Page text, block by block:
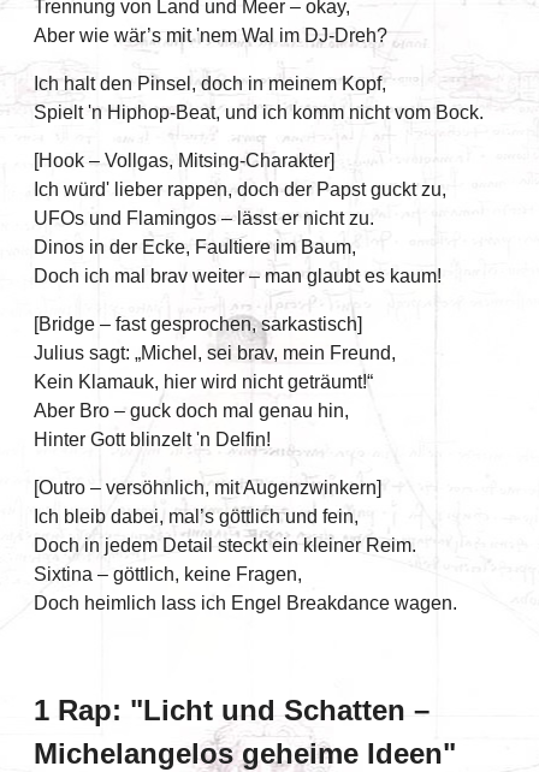
Trennung von Land und Meer – okay,
Aber wie wär’s mit 'nem Wal im DJ-Dreh?
Ich halt den Pinsel, doch in meinem Kopf,
Spielt 'n Hiphop-Beat, und ich komm nicht vom Bock.
[Hook – Vollgas, Mitsing-Charakter]
Ich würd' lieber rappen, doch der Papst guckt zu,
UFOs und Flamingos – lässt er nicht zu.
Dinos in der Ecke, Faultiere im Baum,
Doch ich mal brav weiter – man glaubt es kaum!
[Bridge – fast gesprochen, sarkastisch]
Julius sagt: „Michel, sei brav, mein Freund,
Kein Klamauk, hier wird nicht geträumt!“
Aber Bro – guck doch mal genau hin,
Hinter Gott blinzelt 'n Delfin!
[Outro – versöhnlich, mit Augenzwinkern]
Ich bleib dabei, mal’s göttlich und fein,
Doch in jedem Detail steckt ein kleiner Reim.
Sixtina – göttlich, keine Fragen,
Doch heimlich lass ich Engel Breakdance wagen.
1 Rap: "Licht und Schatten –
Michelangelos geheime Ideen"